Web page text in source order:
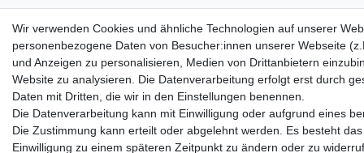
Wir verwenden Cookies und ähnliche Technologien auf unserer
personenbezogene Daten von Besucher:innen unserer Webseite
und Anzeigen zu personalisieren, Medien von Drittanbietern
Website zu analysieren. Die Datenverarbeitung erfolgt erst durch
Daten mit Dritten, die wir in den Einstellungen benennen.
Die Datenverarbeitung kann mit Einwilligung oder aufgrund eines
Die Zustimmung kann erteilt oder abgelehnt werden. Es besteht
Einwilligung zu einem späteren Zeitpunkt zu ändern oder zu